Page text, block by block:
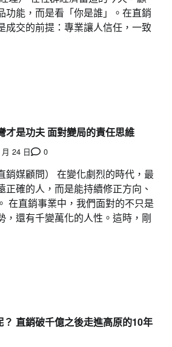
功能，而是看「你是誰」。在直銷
成交的前提：專業讓人信任，一致
才是功夫 面對變局的責任思維
24 日 0
銷媒顧問） 在變化劇烈的時代，最
正確的人，而是能持續修正方向、
在直銷事業中，我們面對的不只是
，還有千變萬化的人性。這時，剛
直銷破千億之後走進高原的10年